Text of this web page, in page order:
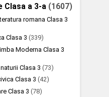
Clasa a 3-a (1607)
romana Clasa 3
Clasa 3(339)
Moderna Clasa 3
Clasa 3(73)
Clasa 3(42)
Clasa 3(78)